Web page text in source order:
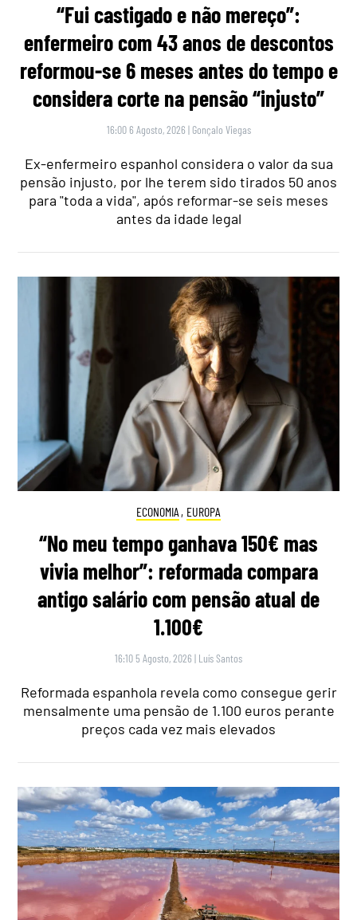
“Fui castigado e não mereço”:
enfermeiro com 43 anos de descontos
reformou-se 6 meses antes do tempo e
considera corte na pensão “injusto”
16:00 6 Agosto, 2026 | Gonçalo Viegas
Ex-enfermeiro espanhol considera o valor da sua
pensão injusto, por lhe terem sido tirados 50 anos
para "toda a vida", após reformar-se seis meses
antes da idade legal
ECONOMIA , EUROPA
“No meu tempo ganhava 150€ mas
vivia melhor”: reformada compara
antigo salário com pensão atual de
1.100€
16:10 5 Agosto, 2026 | Luís Santos
Reformada espanhola revela como consegue gerir
mensalmente uma pensão de 1.100 euros perante
preços cada vez mais elevados